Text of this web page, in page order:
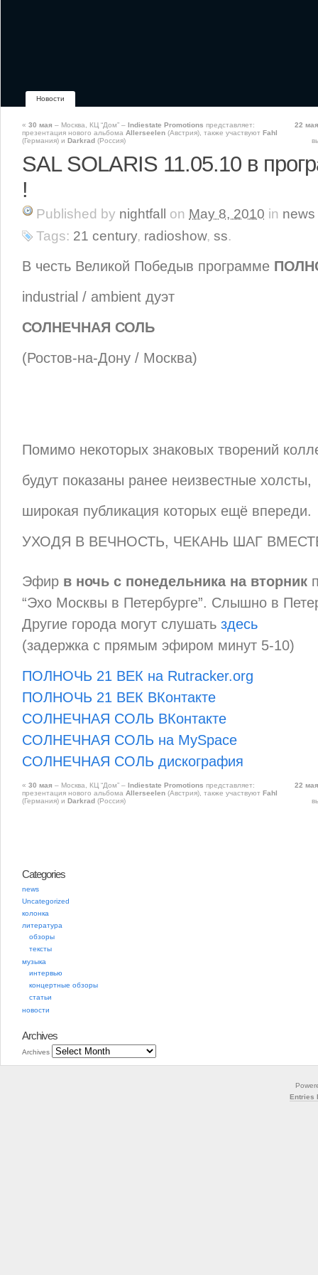
Новости
« 30 мая – Москва, КЦ “Дом” – Indiestate Promotions представляет:
презентация нового альбома Allerseelen (Австрия), также участвуют Fahl
(Германия) и Darkrad (Россия)
22 мая
SAL SOLARIS 11.05.10 в
!
Published by nightfall on May 8, 2010 in news
Tags: 21 century, radioshow, ss.
В честь Великой Победыв программе
industrial / ambient дуэт
СОЛНЕЧНАЯ СОЛЬ
(Ростов-на-Дону / Москва)
Помимо некоторых знаковых творений
будут показаны ранее неизвестные холсты,
широкая публикация которых ещё впереди.
УХОДЯ В ВЕЧНОСТЬ, ЧЕКАНЬ ШАГ
Эфир в ночь с понедельника на вторник
“Эхо Москвы в Петербурге”. Слышно в
Другие города могут слушать здесь
(задержка с прямым эфиром минут 5-10)
ПОЛНОЧЬ 21 ВЕК на Rutracker.org
ПОЛНОЧЬ 21 ВЕК ВКонтакте
СОЛНЕЧНАЯ СОЛЬ ВКонтакте
СОЛНЕЧНАЯ СОЛЬ на MySpace
СОЛНЕЧНАЯ СОЛЬ дискография
« 30 мая – Москва, КЦ “Дом” – Indiestate Promotions представляет:
презентация нового альбома Allerseelen (Австрия), также участвуют Fahl
(Германия) и Darkrad (Россия)
22 мая
Categories
news
Uncategorized
колонка
литература
обзоры
тексты
музыка
интервью
концертные обзоры
статьи
новости
Archives
Archives
Entries